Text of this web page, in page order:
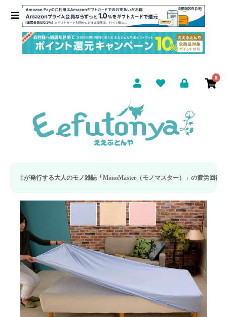
0
モノ雑誌「MonoMaster（モノマスター）」の疲労回復・睡眠の向上特集に当社